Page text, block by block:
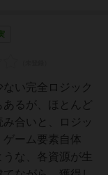
い完全ロジック
るが、ほとんど
合いと、ロジッ
ーム要素自体
な、各資源が生